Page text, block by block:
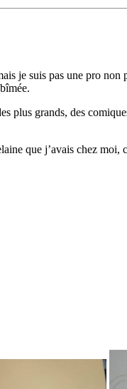
je suis pas une pro
plus grands, des
que j’avais chez